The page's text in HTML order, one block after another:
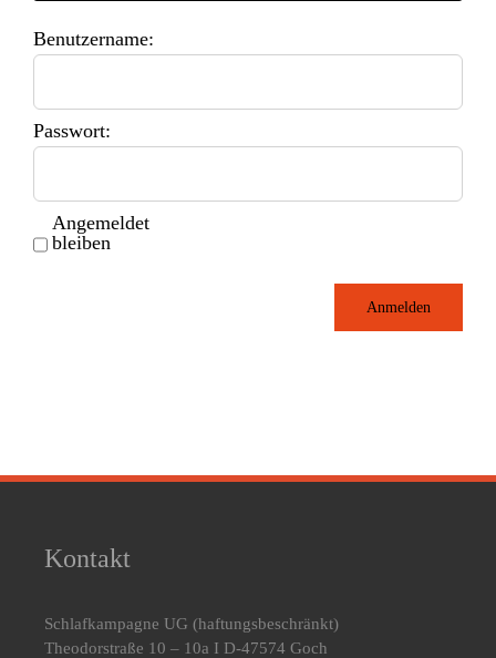
Benutzername:
Passwort:
Angemeldet
bleiben
Anmelden
Kontakt
Schlafkampagne UG (haftungsbeschränkt)
Theodorstraße 10 – 10a I D-47574 Goch